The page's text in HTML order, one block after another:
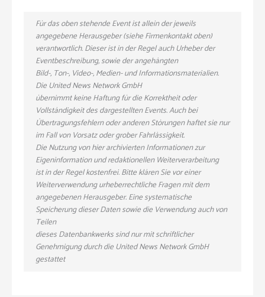
Für das oben stehende Event ist allein der jeweils
angegebene Herausgeber (siehe Firmenkontakt oben)
verantwortlich. Dieser ist in der Regel auch Urheber der
Eventbeschreibung, sowie der angehängten
Bild-, Ton-, Video-, Medien- und Informationsmaterialien.
Die United News Network GmbH
übernimmt keine Haftung für die Korrektheit oder
Vollständigkeit des dargestellten Events. Auch bei
Übertragungsfehlern oder anderen Störungen haftet sie nur
im Fall von Vorsatz oder grober Fahrlässigkeit.
Die Nutzung von hier archivierten Informationen zur
Eigeninformation und redaktionellen Weiterverarbeitung
ist in der Regel kostenfrei. Bitte klären Sie vor einer
Weiterverwendung urheberrechtliche Fragen mit dem
angegebenen Herausgeber. Eine systematische
Speicherung dieser Daten sowie die Verwendung auch von
Teilen
dieses Datenbankwerks sind nur mit schriftlicher
Genehmigung durch die United News Network GmbH
gestattet